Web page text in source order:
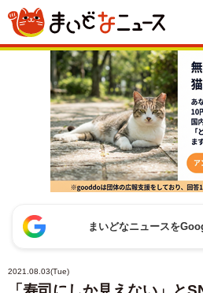
まいどなニュースを
2021.08.03(Tue)